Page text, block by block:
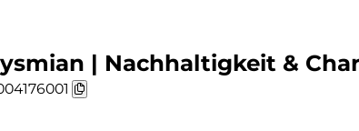
| Nachhaltigkeit &